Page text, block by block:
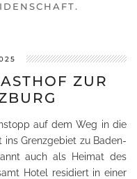
ZUR
auf dem Weg in die
ins Grenzgebiet zu Baden-
auch als Heimat des
Hotel residiert in einer